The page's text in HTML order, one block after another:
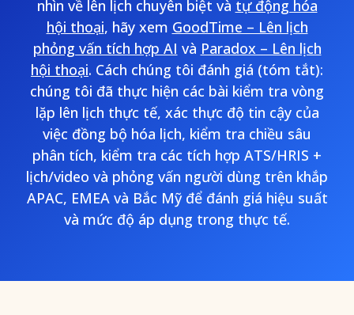
nhìn về lên lịch chuyên biệt và tự động hóa
hội thoại, hãy xem GoodTime – Lên lịch
phỏng vấn tích hợp AI và Paradox – Lên lịch
hội thoại. Cách chúng tôi đánh giá (tóm tắt):
chúng tôi đã thực hiện các bài kiểm tra vòng
lặp lên lịch thực tế, xác thực độ tin cậy của
việc đồng bộ hóa lịch, kiểm tra chiều sâu
phân tích, kiểm tra các tích hợp ATS/HRIS +
lịch/video và phỏng vấn người dùng trên khắp
APAC, EMEA và Bắc Mỹ để đánh giá hiệu suất
và mức độ áp dụng trong thực tế.